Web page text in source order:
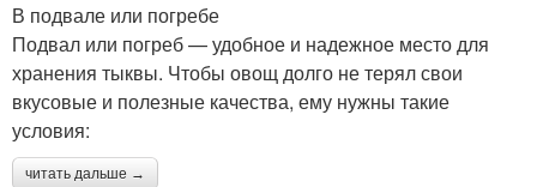
В подвале или погребе
Подвал или погреб — удобное и надежное место для
хранения тыквы. Чтобы овощ долго не терял свои
вкусовые и полезные качества, ему нужны такие
условия:
читать дальше →